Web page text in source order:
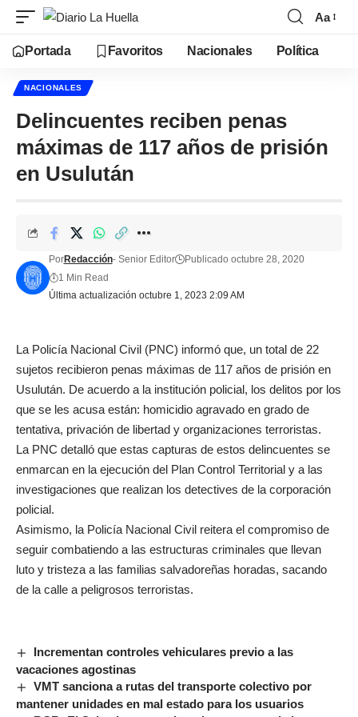
Aa
Portada Favoritos Nacionales Política
NACIONALES
Delincuentes reciben penas
máximas de 117 años de prisión
en Usulután
Última actualización octubre 1, 2023 2:09 AM
PorRedacción- Senior Editor
Publicado octubre 28, 2020
1 Min Read
La Policía Nacional Civil (PNC) informó que, un total de 22
sujetos recibieron penas máximas de 117 años de prisión en
Usulután. De acuerdo a la institución policial, los delitos por los
que se les acusa están: homicidio agravado en grado de
tentativa, privación de libertad y organizaciones terroristas.
La PNC detalló que estas capturas de estos delincuentes se
enmarcan en la ejecución del Plan Control Territorial y a las
investigaciones que realizan los detectives de la corporación
policial.
Asimismo, la Policía Nacional Civil reitera el compromiso de
seguir combatiendo a las estructuras criminales que llevan
luto y tristeza a las familias salvadoreñas horadas, sacando
de la calle a peligrosos terroristas.
Incrementan controles vehiculares previo a las
vacaciones agostinas
VMT sanciona a rutas del transporte colectivo por
mantener unidades en mal estado para los usuarios